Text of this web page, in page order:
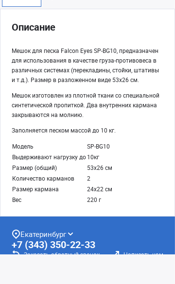
Описание
Мешок для песка Falcon Eyes SP-BG10, предназначен
для использования в качестве груза-противовеса в
различных системах (перекладины, стойки, штативы
и т.д.). Размер в разложенном виде 53х26 см.
Мешок изготовлен из плотной ткани со специальной
синтетической пропиткой. Два внутренних кармана
закрываются на молнию.
Заполняется песком массой до 10 кг.
Модель
SP-BG10
Выдерживают нагрузку до10кг
Размер (общий)
53х26 см
Количество карманов
2
Размер кармана
24х22 см
Вес
220 г
Екатеринбург
+7 (343) 350-22-33
Заказать обратный звонок Написать нам